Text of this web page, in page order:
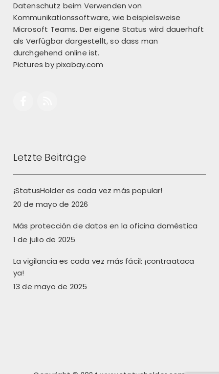
Datenschutz beim Verwenden von
Kommunikationssoftware, wie beispielsweise
Microsoft Teams. Der eigene Status wird dauerhaft
als Verfügbar dargestellt, so dass man
durchgehend online ist.
Pictures bypixabay.com
Letzte Beiträge
¡StatusHolder es cada vez más popular!
20 de mayo de 2026
Más protección de datos en la oficina doméstica
1 de julio de 2025
La vigilancia es cada vez más fácil: ¡contraataca
ya!
13 de mayo de 2025